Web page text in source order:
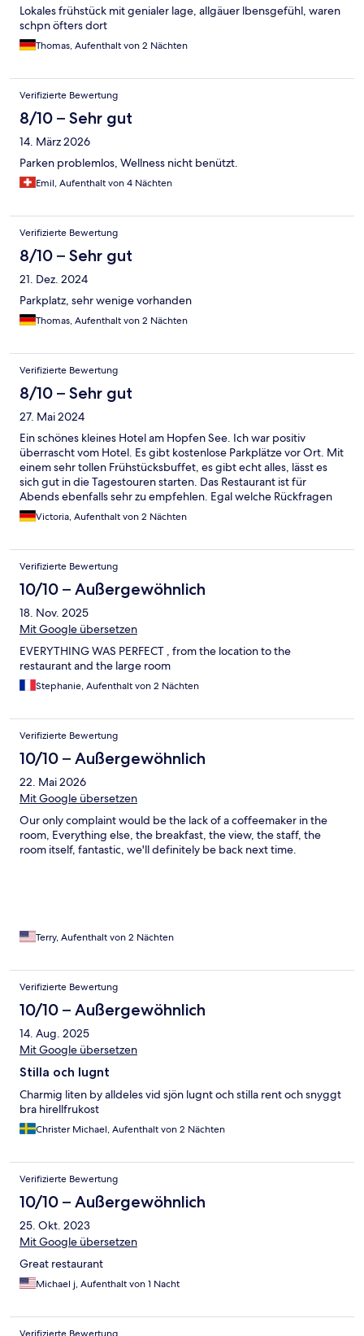
Lokales frühstück mit genialer lage, allgäuer lbensgefühl, waren
schpn öfters dort
Thomas, Aufenthalt von 2 Nächten
Verifizierte Bewertung
8/10 – Sehr gut
14. März 2026
Parken problemlos, Wellness nicht benützt.
Emil, Aufenthalt von 4 Nächten
Verifizierte Bewertung
8/10 – Sehr gut
21. Dez. 2024
Parkplatz, sehr wenige vorhanden
Thomas, Aufenthalt von 2 Nächten
Verifizierte Bewertung
8/10 – Sehr gut
27. Mai 2024
Ein schönes kleines Hotel am Hopfen See. Ich war positiv
überrascht vom Hotel. Es gibt kostenlose Parkplätze vor Ort. Mit
einem sehr tollen Frühstücksbuffet, es gibt echt alles, lässt es
sich gut in die Tagestouren starten. Das Restaurant ist für
Abends ebenfalls sehr zu empfehlen. Egal welche Rückfragen
wir hatten, wurden uns sofort und freundlich beantwortet. Die
Zimmer sind teilweise renoviert. Das Badezimmer ist sauber,
Victoria, Aufenthalt von 2 Nächten
Verifizierte Bewertung
10/10 – Außergewöhnlich
18. Nov. 2025
Mit Google übersetzen
EVERYTHING WAS PERFECT , from the location to the
restaurant and the large room
Stephanie, Aufenthalt von 2 Nächten
Verifizierte Bewertung
10/10 – Außergewöhnlich
22. Mai 2026
Mit Google übersetzen
Our only complaint would be the lack of a coffeemaker in the
room, Everything else, the breakfast, the view, the staff, the
room itself, fantastic, we'll definitely be back next time.
Terry, Aufenthalt von 2 Nächten
Verifizierte Bewertung
10/10 – Außergewöhnlich
14. Aug. 2025
Mit Google übersetzen
Stilla och lugnt
Charmig liten by alldeles vid sjön lugnt och stilla rent och snyggt
bra hirellfrukost
Christer Michael, Aufenthalt von 2 Nächten
Verifizierte Bewertung
10/10 – Außergewöhnlich
25. Okt. 2023
Mit Google übersetzen
Great restaurant
Michael j, Aufenthalt von 1 Nacht